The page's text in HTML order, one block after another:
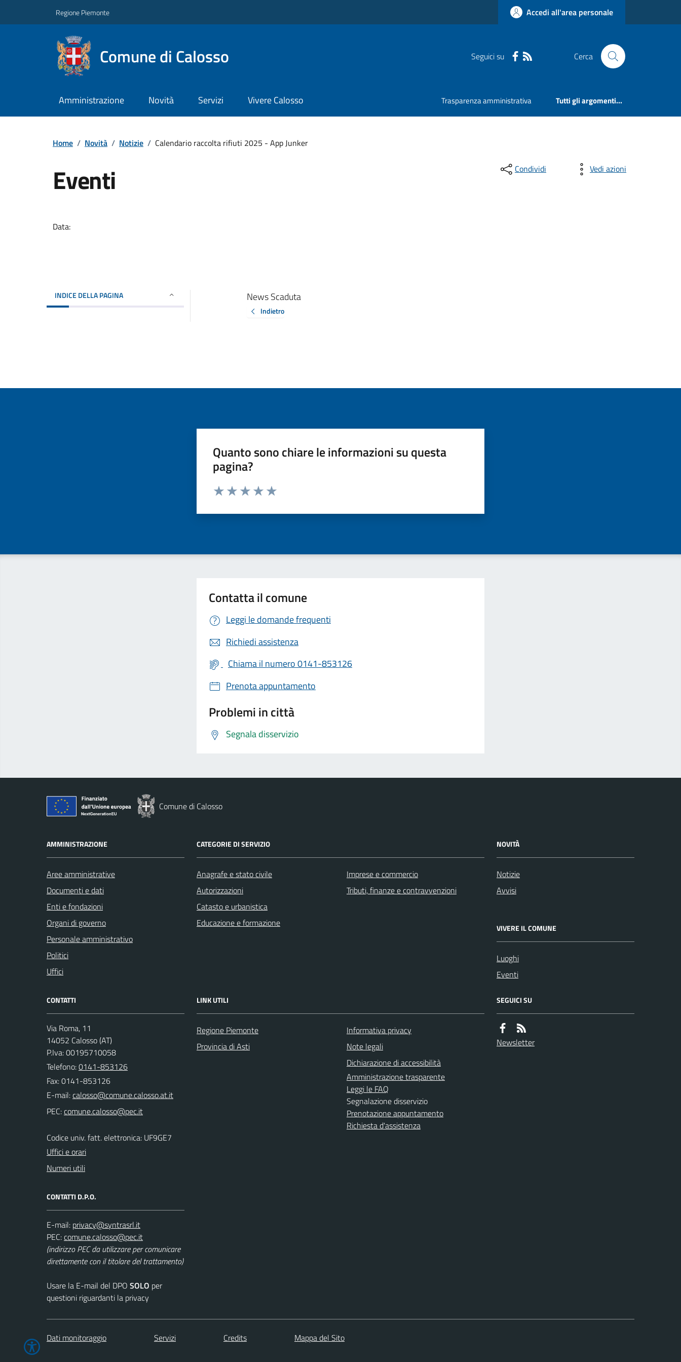
Regione Piemonte Accedi all'area personale
Comune di Calosso Seguici su Cerca
Amministrazione Novità Servizi Vivere Calosso Trasparenza amministrativa Tutti gli argomenti...
Home / Novità / Notizie / Calendario raccolta rifiuti 2025 - App Junker
Eventi
Data:
Condividi Vedi azioni
INDICE DELLA PAGINA News Scaduta
Indietro
Quanto sono chiare le informazioni su questa
pagina?
Valuta da 1 a 5 stelle la pagina
Contatta il comune
Leggi le domande frequenti
Richiedi assistenza
Chiama il numero 0141-853126
Prenota appuntamento
Problemi in città
Segnala disservizio
Comune di Calosso
AMMINISTRAZIONE
Aree amministrative
Documenti e dati
Enti e fondazioni
Organi di governo
Personale amministrativo
Politici
Uffici
CATEGORIE DI SERVIZIO
Anagrafe e stato civile
Autorizzazioni
Catasto e urbanistica
Educazione e formazione
Imprese e commercio
Tributi, finanze e contravvenzioni
NOVITÀ
Notizie
Avvisi
VIVERE IL COMUNE
Luoghi
Eventi
CONTATTI
Via Roma, 11
14052 Calosso (AT)
P.Iva: 00195710058
Telefono:0141-853126
Fax: 0141-853126
E-mail:
PEC:
Codice univ. fatt. elettronica: UF9GE7
Uffici e orari
Numeri utili
CONTATTI D.P.O.
E-mail:
PEC:
(indirizzo PEC da utilizzare per comunicare
direttamente con il titolare del trattamento)
Usare la E-mail del DPO SOLO per
questioni riguardanti la privacy
LINK UTILI
Regione Piemonte
Provincia di Asti
Informativa privacy
Note legali
Dichiarazione di accessibilità
Amministrazione trasparente
Leggi le FAQ
Segnalazione disservizio
Prenotazione appuntamento
Richiesta d'assistenza
SEGUICI SU
Newsletter
Dati monitoraggio Servizi Credits Mappa del Sito